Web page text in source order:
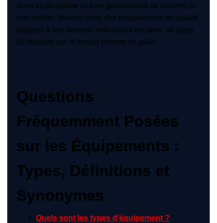
dans sa discipline tout en garantissant sa sécurité et
son confort. Investir dans des équipements de qualité
adaptés à ses besoins individuels est donc un gage
de réussite sur le terrain comme en salle.
Questions
Fréquemment Posées
sur les Équipements :
Types, Définitions et
Synonymes
Quels sont les types d’équipement ?